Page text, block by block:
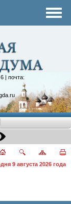
| почта:
9 августа 2026 года